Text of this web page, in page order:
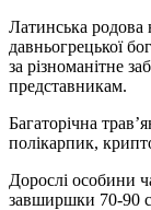
Латинська родова
давньогрецької
за різноманітне
представникам.
Багаторічна
полікарпик,
Дорослі особини
завширшки 70-90